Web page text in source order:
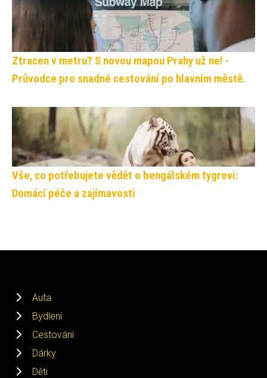
Ztracen v metru? S novou mapou Prahy už ne! -
Průvodce pro snadné cestování po hlavním městě.
Vše, co potřebujete vědět o bengálském tygrovi:
Domácí péče a zajímavosti
Auta
Bydlení
Cestování
Dárky
Děti